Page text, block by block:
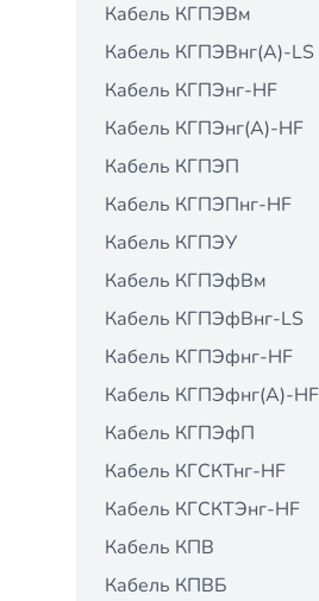
Кабель КГПЭВм
Кабель КГПЭВнг(А)-LS
Кабель КГПЭнг-HF
Кабель КГПЭнг(А)-HF
Кабель КГПЭП
Кабель КГПЭПнг-HF
Кабель КГПЭУ
Кабель КГПЭфВм
Кабель КГПЭфВнг-LS
Кабель КГПЭфнг-HF
Кабель КГПЭфнг(А)-HF
Кабель КГПЭфП
Кабель КГСКТнг-HF
Кабель КГСКТЭнг-HF
Кабель КПВ
Кабель КПВБ